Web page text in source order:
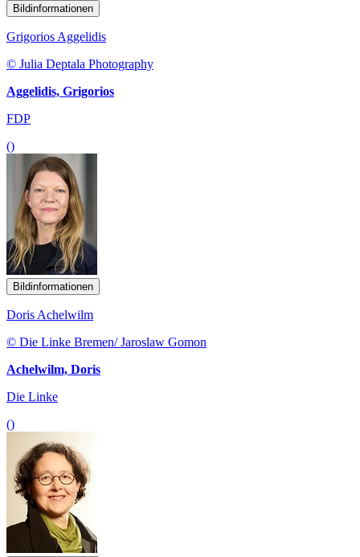
Bildinformationen
Grigorios Aggelidis
© Julia Deptala Photography
Aggelidis, Grigorios
FDP
()
Bildinformationen
Doris Achelwilm
© Die Linke Bremen/ Jaroslaw Gomon
Achelwilm, Doris
Die Linke
()